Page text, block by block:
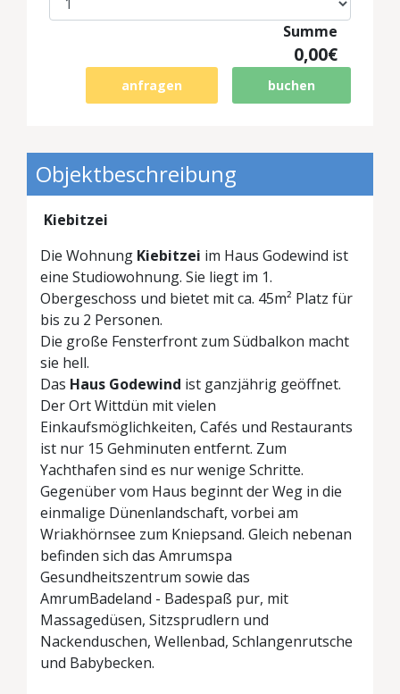
Summe
0,00€
buchen
anfragen
Objektbeschreibung
Kiebitzei
Die Wohnung Kiebitzei im Haus Godewind ist
eine Studiowohnung. Sie liegt im 1.
Obergeschoss und bietet mit ca. 45m² Platz für
bis zu 2 Personen.
Die große Fensterfront zum Südbalkon macht
sie hell.
Das Haus Godewind ist ganzjährig geöffnet.
Der Ort Wittdün mit vielen
Einkaufsmöglichkeiten, Cafés und Restaurants
ist nur 15 Gehminuten entfernt. Zum
Yachthafen sind es nur wenige Schritte.
Gegenüber vom Haus beginnt der Weg in die
einmalige Dünenlandschaft, vorbei am
Wriakhörnsee zum Kniepsand. Gleich nebenan
befinden sich das Amrumspa
Gesundheitszentrum sowie das
AmrumBadeland - Badespaß pur, mit
Massagedüsen, Sitzsprudlern und
Nackenduschen, Wellenbad, Schlangenrutsche
und Babybecken.